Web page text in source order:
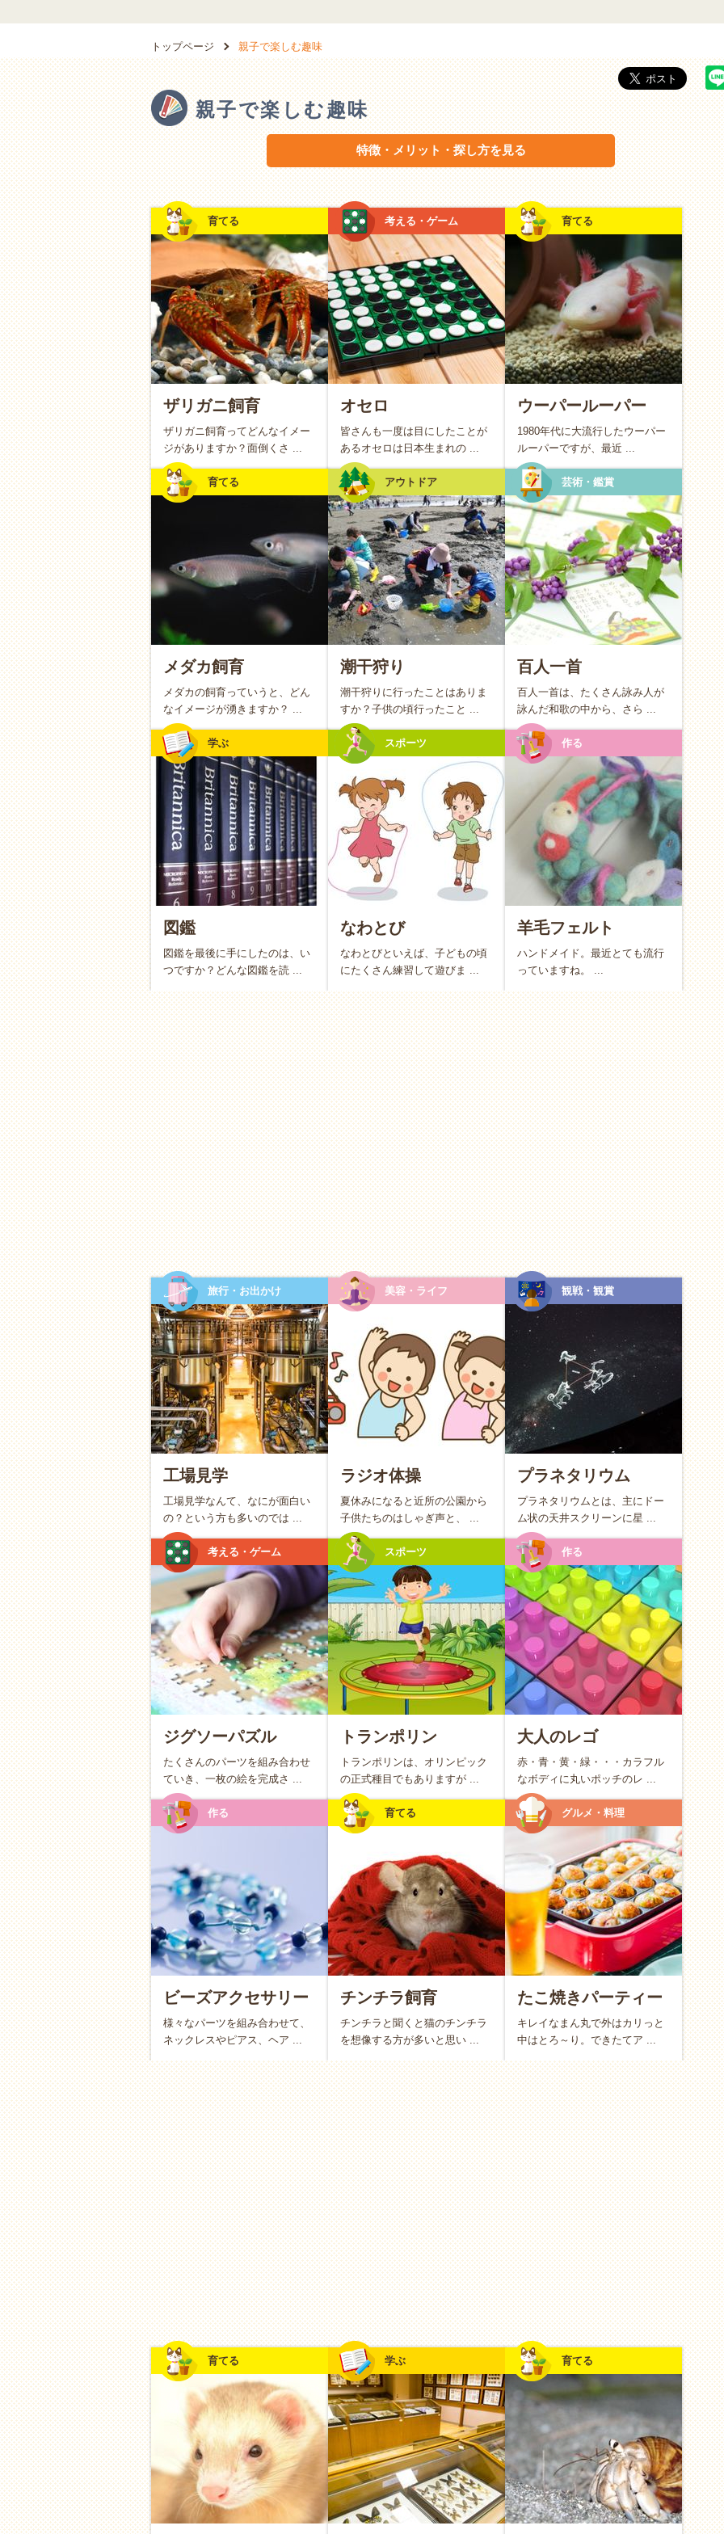
トップページ 親子で楽しむ趣味
親子で楽しむ趣味
特徴・メリット・探し方を見る
親子で楽しむ趣味の特徴
「つくる」楽しみ：手と心を動かして、思い出をカタチに
お料理や工作、DIYなど、何かを一緒に作り上げる時間は、完成した時の達成感を共有でき
る素敵なひとときです。「次はどうする？」「こうしたら面白いかも！」と会話が自然に弾
み、お互いのアイデアを出し合うことで、普段とは違うお子さんの一面を発見できるかもし
れません。完成した作品や料理は、目に見える思い出として心に残ります。
「そと」の楽しみ：自然の中で五感をのびのび開放する
公園でのピクニックやキャンプ、天体観測など、お日様や風を感じながら過ごすスタイルで
す。家の中では味わえない開放感は、大人にとっても最高のリフレッシュになります。季節
の移ろいを肌で感じたり、小さな虫やきれいな石を見つけたり。お子さんの純粋な驚きに共
感することで、大人も童心に帰ってワクワクできるでしょう。
「あそぶ」楽しみ：同じ目線でルールや物語の世界へ没入する
ボードゲームやジグソーパズル、読書（読み聞かせ）など、一つの世界観やルールを共有し
て楽しむスタイルです。勝ち負けにドキドキしたり、物語の続きを想像したり。親という立
場を少しだけ忘れて、一人のプレイヤーや読者としてお子さんと向き合う時間は、対等なパ
ートナーのような信頼関係を育んでくれます。
親子で楽しむ趣味のメリット
身体面：健やかなリズムと心地よい疲労感
無理なく体を動かすきっかけになる
散歩や簡単なスポーツなど、お子さんと一緒に遊ぶことで、日頃の運動不足が自然と解消さ
れます。「運動しなきゃ」と気負わなくても、笑顔で追いかけっこをするだけで十分なエク
ササイズになります。
ぐっすりと眠れるようになる
太陽の光を浴びたり、頭を使って遊んだりすることで、心地よい疲れが訪れます。夜は親子
そろってぐっすり眠れるようになり、生活リズムが整うという嬉しいおまけもついてきま
す。
精神面：心の絆を深め、親自身の癒やしにも
「共感」が親子の信頼を強くする
「楽しいね」「悔しいね」「きれいだね」といった感情をリアルタイムで共有することで、
言葉以上の心のつながりが生まれます。お子さんにとっても、親が心から楽しんでいる姿を
見ることは、何よりの安心感につながります。
親自身のストレス解消とリフレッシュ
育児は「しなければならないこと」の連続になりがちですが、趣味として楽しむ時間は「し
たいこと」に変わります。お子さんと笑い合う時間は、日々の忙しさを忘れさせてくれる、
心温まるデトックスタイムになるでしょう。
教養・社会面：お互いの世界を広げ合う
お子さんの「好き」や「得意」が見つかる
いろいろな体験をする中で、お子さんが何に興味を持ち、どんな才能を秘めているかに気づ
くことができます。それは、お子さんの未来への小さなプレゼントになるはずです。
大人も新しい視点をもらえる
「なんで空は青いの？」「この雲、パンみたい！」など、お子さんの自由な発想や素朴な疑
問は、大人にとって新鮮な気づきになります。当たり前の日常が、キラキラとした不思議に
満ちた世界に見えてくるかもしれません。
親子で楽しむ趣味の探し方
おうちでゆっくり vs お外でアクティブ
【おうち派】天気を気にせずマイペースに
読書
・絵本の読み聞かせ
ジグソーパズル
ボードゲーム・カードゲーム
室内菜園・観葉植物のお世話
公園遊び・ピクニック
ハイキング・
キャンプ・グランピング
釣り
博物館めぐり・動物園めぐり
手軽に短時間 vs じっくり時間をかけて
【すきま時間派】日常の中でちょこっと楽しむ
近所の散策・お花探し
お絵描き・ぬりえ
10分間のお掃除ゲーム
折り紙
天体観測
【じっくり没頭派】休日に腰を据えて
本格的な DIY・工作
季節のイベント料理（おせち、ケーキなど）
家庭菜園（野菜作り）
育てる
ザリガニ飼育
ザリガニ飼育ってどんなイメー
ジがありますか？面倒くさ ...
考える・ゲーム
オセロ
皆さんも一度は目にしたことが
あるオセロは日本生まれの ...
育てる
ウーパールーパー
1980年代に大流行したウーパー
ルーパーですが、最近 ...
育てる
メダカ飼育
メダカの飼育っていうと、どん
なイメージが湧きますか？ ...
アウトドア
潮干狩り
潮干狩りに行ったことはありま
すか？子供の頃行ったこと ...
芸術・鑑賞
百人一首
百人一首は、たくさん詠み人が
詠んだ和歌の中から、さら ...
学ぶ
図鑑
図鑑を最後に手にしたのは、い
つですか？どんな図鑑を読 ...
スポーツ
なわとび
なわとびといえば、子どもの頃
にたくさん練習して遊びま ...
作る
羊毛フェルト
ハンドメイド。最近とても流行
っていますね。 ...
旅行・お出かけ
工場見学
工場見学なんて、なにが面白い
の？という方も多いのでは ...
美容・ライフ
ラジオ体操
夏休みになると近所の公園から
子供たちのはしゃぎ声と、 ...
観戦・観賞
プラネタリウム
プラネタリウムとは、主にドー
ム状の天井スクリーンに星 ...
考える・ゲーム
ジグソーパズル
たくさんのパーツを組み合わせ
ていき、一枚の絵を完成さ ...
スポーツ
トランポリン
トランポリンは、オリンピック
の正式種目でもありますが ...
作る
大人のレゴ
赤・青・黄・緑・・・カラフル
なボディに丸いポッチのレ ...
作る
ビーズアクセサリー
様々なパーツを組み合わせて、
ネックレスやピアス、ヘア ...
育てる
チンチラ飼育
チンチラと聞くと猫のチンチラ
を想像する方が多いと思い ...
グルメ・料理
たこ焼きパーティー
キレイなまん丸で外はカリっと
中はとろ～り。できたてア ...
育てる 学ぶ 育てる